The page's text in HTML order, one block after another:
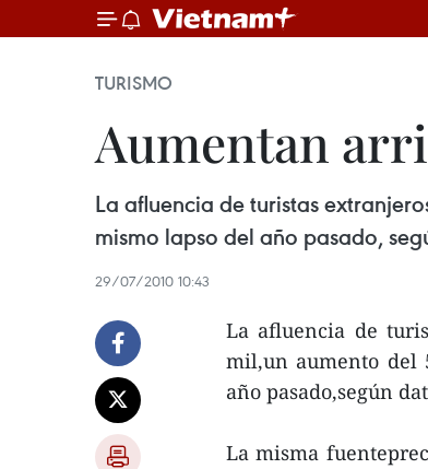
TURISMO
Aumentan
La afluencia de turistas
mismo lapso del año pasado,
29/07/2010 10:43
La afluencia de
mil,un aumento del
año pasado,según
La misma